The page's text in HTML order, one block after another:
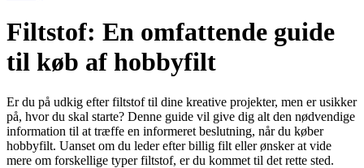
Filtstof: En omfattende guide
til køb af hobbyfilt
Er du på udkig efter filtstof til dine kreative projekter, men er usikker
på, hvor du skal starte? Denne guide vil give dig alt den nødvendige
information til at træffe en informeret beslutning, når du køber
hobbyfilt. Uanset om du leder efter billig filt eller ønsker at vide
mere om forskellige typer filtstof, er du kommet til det rette sted.